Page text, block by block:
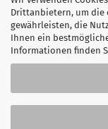
Drittanbietern, um die
gewährleisten, die
Ihnen ein
Informationen finden
Montag bis
Telefon: 02445-
Email: